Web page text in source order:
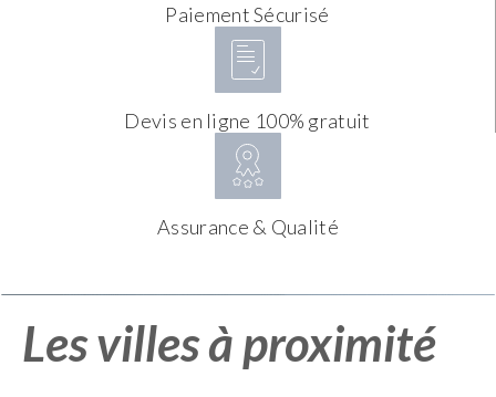
Paiement Sécurisé
Devis en ligne 100% gratuit
Assurance & Qualité
Les villes à proximité